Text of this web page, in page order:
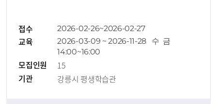
접수 2026-02-26~2026-02-27
교육
2026-03-09 ~ 2026-11-28 수 금
14:00~16:00
모집인원
15
기관
강릉시 평생학습관